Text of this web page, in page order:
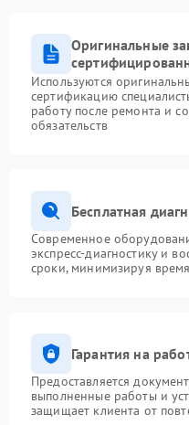
Оригинальные
Используются
сертификацию
работу после ремонта и
обязательств
Бесплатная
Современное
экспресс-диагностику и
сроки, минимизируя
Гарантия на
Предоставляется
выполненные работы и
защищает клиента от